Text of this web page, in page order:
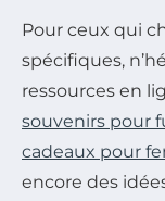
Pour ceux qui
spécifiques,
ressources en
souvenirs pour
cadeaux pour
encore des